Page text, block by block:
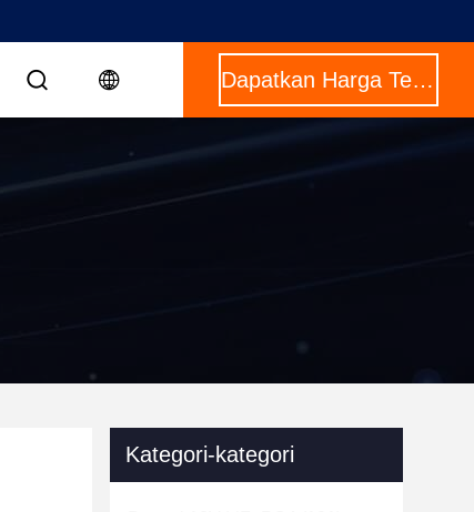
Dapatkan Harga Terbaik
Kategori-kategori